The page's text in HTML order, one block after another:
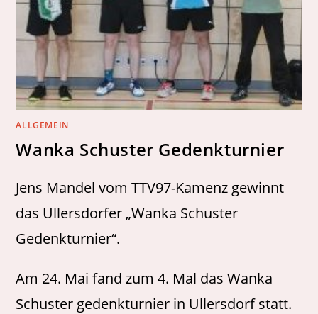
ALLGEMEIN
Wanka Schuster Gedenkturnier
Jens Mandel vom TTV97-Kamenz gewinnt
das Ullersdorfer „Wanka Schuster
Gedenkturnier“.
Am 24. Mai fand zum 4. Mal das Wanka
Schuster gedenkturnier in Ullersdorf statt.